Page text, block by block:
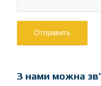
З нами можна